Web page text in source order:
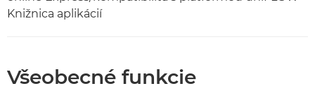
Knižnica aplikácií
Všeobecné funkcie